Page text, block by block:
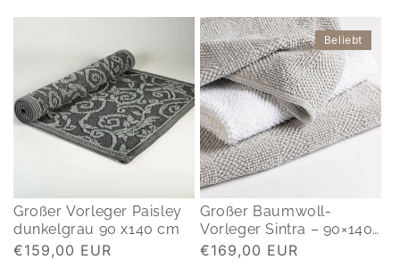
Großer Vorleger Paisley
dunkelgrau 90 x140 cm
Normaler
€159,00 EUR
Großer Baumwoll-
Vorleger Sintra – 90×140
cm
Normaler
€169,00 EUR
Beliebt